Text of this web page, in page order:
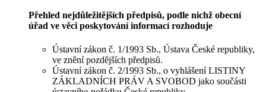
Přehled nejdůležitějších předpisů, podle nichž obecní
úřad ve věci poskytování informací rozhoduje
Ústavní zákon č. 1/1993 Sb., Ústava České republiky,
ve znění pozdějších předpisů.
Ústavní zákon č. 2/1993 Sb., o vyhlášení LISTINY
ZÁKLADNÍCH PRÁV A SVOBOD jako součásti